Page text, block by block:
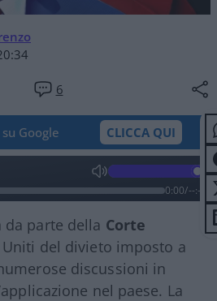
6
Google CLICCA QUI
0:00/--:--
da parte della Corte
del divieto imposto a
discussioni in
nel paese. La